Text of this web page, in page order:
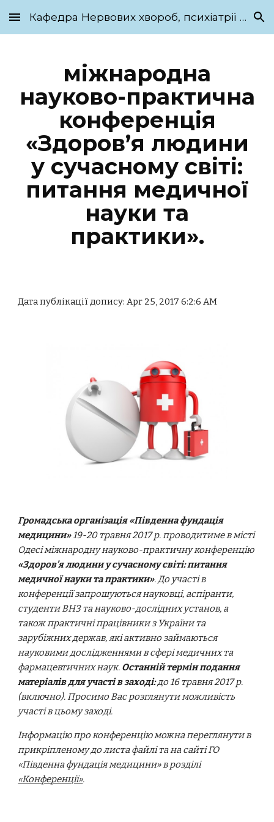
Skip to main content Skip to navigation
Кафедра Нервових хвороб, психіатрії та медичної психології ім. С.М. Савенка
міжнародна
науково-практична
конференція
«Здоров’я людини
у сучасному світі:
питання медичної
науки та
практики».
Дата публікації допису: Apr 25, 2017 6:2:6 AM
Громадська організація «Південна фундація
медицини»19-20 травня 2017 р. проводитиме в місті
Одесі міжнародну науково-практичну конференцію
«Здоров’я людини у сучасному світі: питання
медичної науки та практики». До участі в
конференції запрошуються науковці, аспіранти,
студенти ВНЗ та науково-дослідних установ, а
також практичні працівники з України та
зарубіжних держав, які активно займаються
науковими дослідженнями в сфері медичних та
фармацевтичних наук. Останній термін подання
матеріалів для участі в заході:до 16 травня 2017 р.
(включно). Просимо Вас розглянути можливість
участі в цьому заході.
Інформацію про конференцію можна переглянути в
прикріпленому до листа файлі та на сайті ГО
«Південна фундація медицини» в розділі
«Конференції».